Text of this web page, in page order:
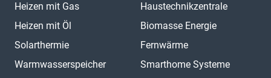
Heizen mit Gas
Heizen mit Öl
Solarthermie
Warmwasserspeicher
Haustechnikzentrale
Biomasse Energie
Fernwärme
Smarthome Systeme